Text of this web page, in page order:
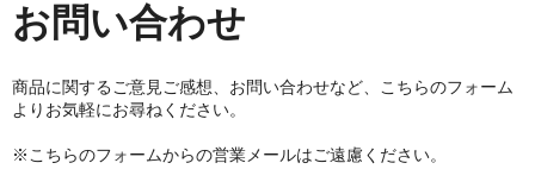
お問い合わせ
商品に関するご意見ご感想、お問い合わせなど、こちらのフォーム
よりお気軽にお尋ねください。
※こちらのフォームからの営業メールはご遠慮ください。